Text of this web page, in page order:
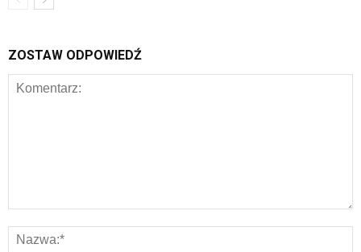
ZOSTAW ODPOWIEDŹ